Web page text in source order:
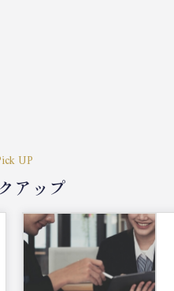
UP
アップ